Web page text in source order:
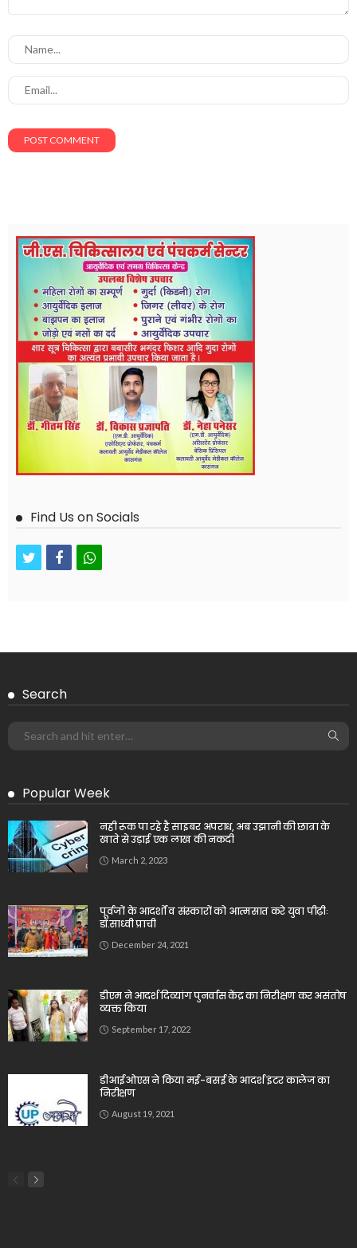
Find Us on Socials
twitterfacebookwhatsapp
Search
Popular Week
नही रूक पा रहे है साइबर अपराध, अब उझानी की छात्रा के
खाते से उड़ाई एक लाख की नकदी
March 2, 2023
पूर्वजों के आदर्शों व संस्कारों को आत्मसात करे युवा पीढ़ीः
डॉ.साध्वी प्राची
December 24, 2021
डीएम ने आदर्श दिव्यांग पुनर्वास केंद्र का निरीक्षण कर असंतोष
व्यक्त किया
September 17, 2022
डीआईओएस ने किया मई-बसई के आदर्श इंटर कालेज का
निरीक्षण
August 19, 2021